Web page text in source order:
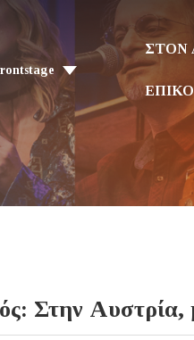
ΣΤΟΝ
Στην